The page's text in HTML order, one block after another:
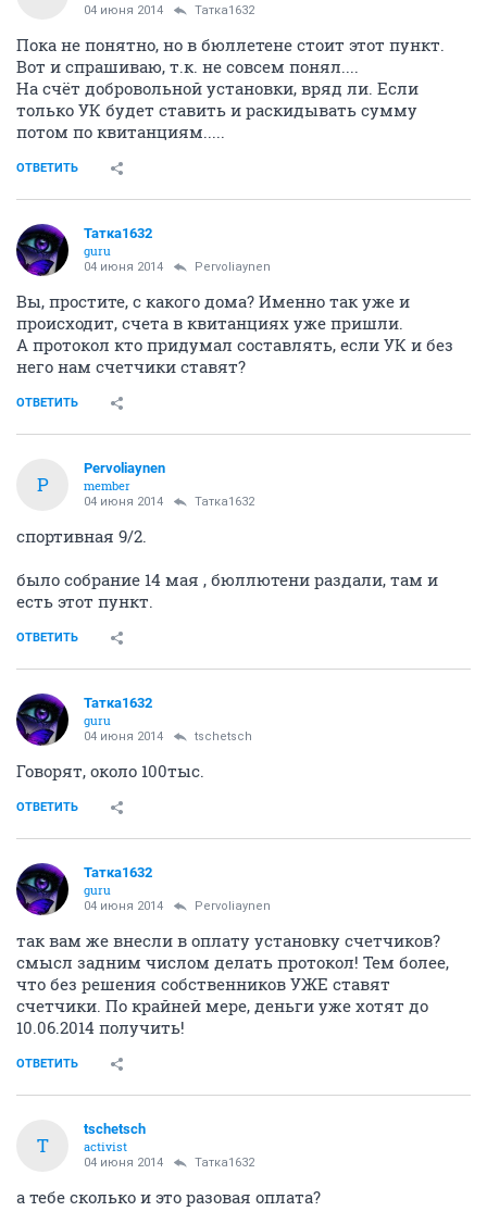
04 июня 2014 Татка1632
Пока не понятно, но в бюллетене стоит этот пункт.
Вот и спрашиваю, т.к. не совсем понял....
На счёт добровольной установки, вряд ли. Если
только УК будет ставить и раскидывать сумму
потом по квитанциям.....
ОТВЕТИТЬ
Татка1632
guru
04 июня 2014 Pervoliaynen
Вы, простите, с какого дома? Именно так уже и
происходит, счета в квитанциях уже пришли.
А протокол кто придумал составлять, если УК и без
него нам счетчики ставят?
ОТВЕТИТЬ
P
Pervoliaynen
member
04 июня 2014 Татка1632
спортивная 9/2.
было собрание 14 мая , бюллютени раздали, там и
есть этот пункт.
ОТВЕТИТЬ
Татка1632
guru
04 июня 2014 tschetsch
Говорят, около 100тыс.
ОТВЕТИТЬ
Татка1632
guru
04 июня 2014 Pervoliaynen
так вам же внесли в оплату установку счетчиков?
смысл задним числом делать протокол! Тем более,
что без решения собственников УЖЕ ставят
счетчики. По крайней мере, деньги уже хотят до
10.06.2014 получить!
ОТВЕТИТЬ
T
tschetsch
activist
04 июня 2014 Татка1632
а тебе сколько и это разовая оплата?